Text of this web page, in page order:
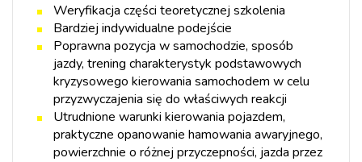
Weryfikacja części teoretycznej szkolenia
Bardziej indywidualne podejście
Poprawna pozycja w samochodzie, sposób
jazdy, trening charakterystyk podstawowych
kryzysowego kierowania samochodem w celu
przyzwyczajenia się do właściwych reakcji
Utrudnione warunki kierowania pojazdem,
praktyczne opanowanie hamowania awaryjnego,
powierzchnie o różnej przyczepności, jazda przez